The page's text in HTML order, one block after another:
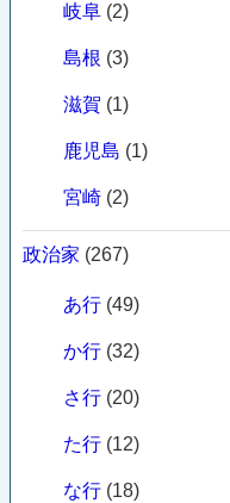
岐阜 (2)
島根 (3)
滋賀 (1)
鹿児島 (1)
宮崎 (2)
政治家 (267)
あ行 (49)
か行 (32)
さ行 (20)
た行 (12)
な行 (18)